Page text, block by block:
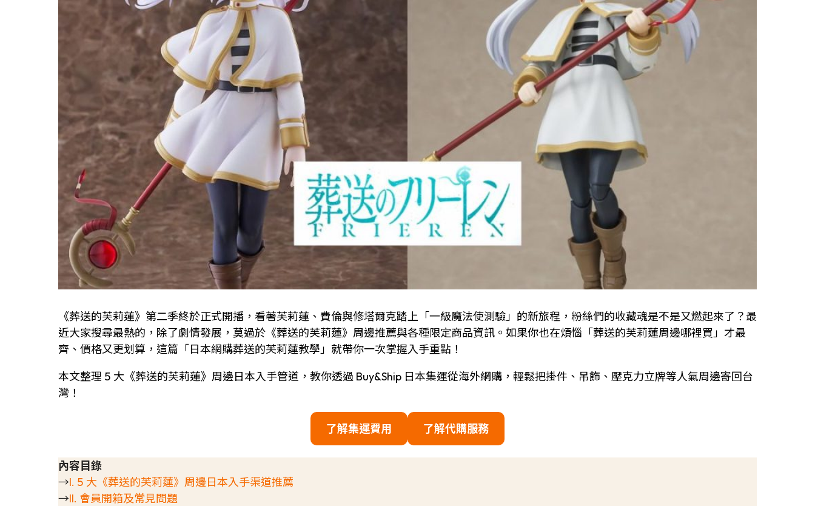
《葬送的芙莉蓮》第二季終於正式開播，看著芙莉蓮、費倫與修塔爾克踏上「一級魔法使測驗」的新旅程，粉絲們的收藏魂是不是又燃起來了？最
近大家搜尋最熱的，除了劇情發展，莫過於《葬送的芙莉蓮》周邊推薦與各種限定商品資訊。如果你也在煩惱「葬送的芙莉蓮周邊哪裡買」才最
齊、價格又更划算，這篇「日本網購葬送的芙莉蓮教學」就帶你一次掌握入手重點！
本文整理 5 大《葬送的芙莉蓮》周邊日本入手管道，教你透過 Buy&Ship 日本集運從海外網購，輕鬆把掛件、吊飾、壓克力立牌等人氣周邊寄回台
灣！
了解集運費用 了解代購服務
內容目錄
→I. 5 大《葬送的芙莉蓮》周邊日本入手渠道推薦
→II. 會員開箱及常見問題